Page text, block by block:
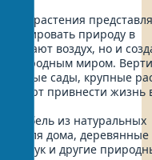
растения
природу в
воздух, но и
природным миром.
сады, крупные
привнести жизнь
— Мебель из натуральных
для дома, деревянные
бамбук и другие